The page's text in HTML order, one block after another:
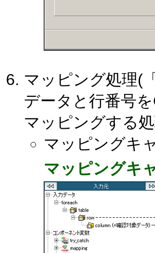
マッピング処理(
データと行番号
マッピングする
マッピングキ
マッピングキ